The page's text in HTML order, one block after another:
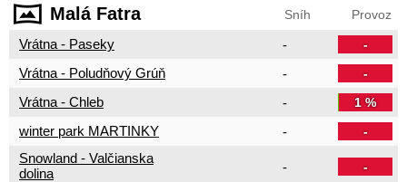
Malá Fatra Sníh Provoz
Vrátna - Paseky - -
Vrátna - Poludňový Grúň - -
Vrátna - Chleb - 1 %
winter park MARTINKY - -
Snowland - Valčianska
dolina
- -